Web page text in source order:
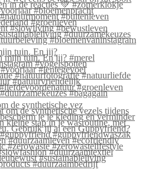
tuin. En jij?
de synthetische vez